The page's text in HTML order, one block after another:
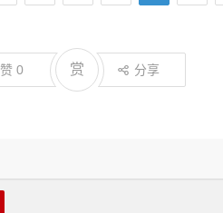
赞 0 赏 分享